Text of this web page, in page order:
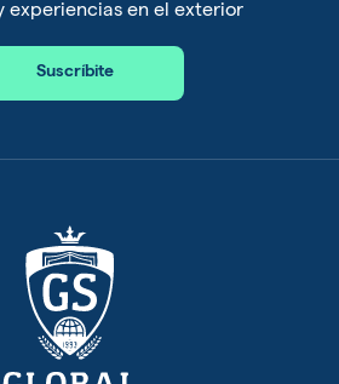
experiencias en el exterior
Suscríbite